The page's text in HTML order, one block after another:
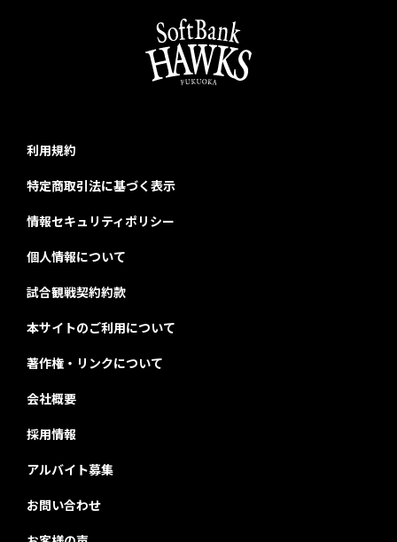
利用規約
特定商取引法に基づく表示
情報セキュリティポリシー
個人情報について
試合観戦契約約款
本サイトのご利用について
著作権・リンクについて
会社概要
採用情報
アルバイト募集
お問い合わせ